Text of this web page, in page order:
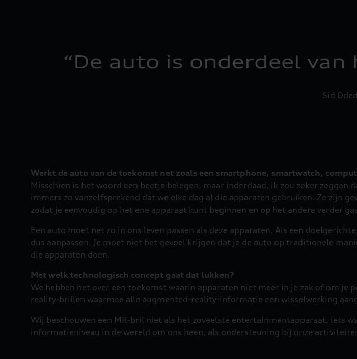
“De auto is onderdeel
Sid
Werkt de auto van de toekomst net zoals een smartphone, smartwatch,
Misschien is het woord een beetje belegen, maar inderdaad, ik zou zeker
immers zo vanzelfsprekend dat we elke dag al die apparaten gebruiken. Ze zijn
zodat je eenvoudig op het ene apparaat kunt beginnen en op het andere verder
Een auto moet net zo in ons leven passen als deze apparaten. Als een
dus aanpassen. Je moet niet het gevoel krijgen dat je de auto op traditionele
die apparaten doen.
Met welk technologisch concept gaat dat lukken?
We hebben het over een toekomst waarin apparaten niet meer in je zak of om je
reality-brillen waarmee alle augmented-reality-informatie een wisselwerking
Wij beschouwen een MR-bril niet als het zoveelste entertainmentapparaat, iets
informatieniveau in de wereld om ons heen, als ondersteuning bij onze